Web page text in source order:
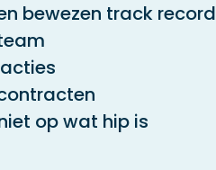
bewezen track record
op wat hip is